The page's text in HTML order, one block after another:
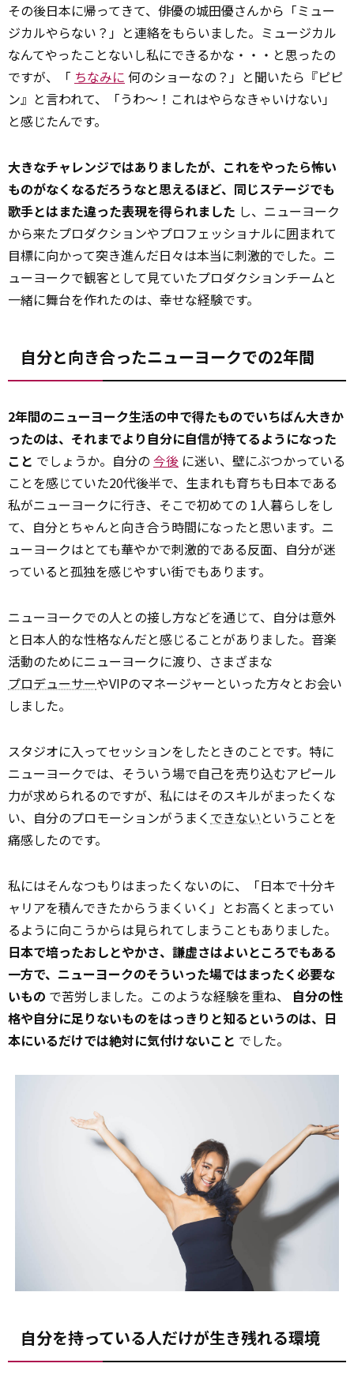
その後日本に帰ってきて、俳優の城田優さんから「ミュー
ジカルやらない？」と連絡をもらいました。ミュージカル
なんてやったことないし私にできるかな・・・と思ったの
ですが、「 ちなみに 何のショーなの？」と聞いたら『ピピ
ン』と言われて、「うわ～！これはやらなきゃいけない」
と感じたんです。
大きなチャレンジではありましたが、これをやったら怖い
ものがなくなるだろうなと思えるほど、同じステージでも
歌手とはまた違った表現を得られました し、ニューヨーク
から来たプロダクションやプロフェッショナルに囲まれて
目標に向かって突き進んだ日々は本当に刺激的でした。ニ
ューヨークで観客として見ていたプロダクションチームと
一緒に舞台を作れたのは、幸せな経験です。
自分と向き合ったニューヨークでの2年間
2年間のニューヨーク生活の中で得たものでいちばん大きか
ったのは、それまでより自分に自信が持てるようになった
こと でしょうか。自分の 今後 に迷い、壁にぶつかっている
ことを感じていた20代後半で、生まれも育ちも日本である
私がニューヨークに行き、そこで初めての 1人暮らしをし
て、自分とちゃんと向き合う時間になったと思います。ニ
ューヨークはとても華やかで刺激的である反面、自分が迷
っていると孤独を感じやすい街でもあります。
ニューヨークでの人との接し方などを通じて、自分は意外
と日本人的な性格なんだと感じることがありました。音楽
活動のためにニューヨークに渡り、さまざまな
プロデューサーやVIPのマネージャーといった方々とお会い
しました。
スタジオに入ってセッションをしたときのことです。特に
ニューヨークでは、そういう場で自己を売り込むアピール
力が求められるのですが、私にはそのスキルがまったくな
い、自分のプロモーションがうまく できないということを
痛感したのです。
私にはそんなつもりはまったくないのに、「日本で十分キ
ャリアを積んできたからうまくいく」とお高くとまってい
るように向こうからは見られてしまうこともありました。
日本で培ったおしとやかさ、謙虚さはよいところでもある
一方で、ニューヨークのそういった場ではまったく必要な
いもの で苦労しました。このような経験を重ね、 自分の性
格や自分に足りないものをはっきりと知るというのは、日
本にいるだけでは絶対に気付けないこと でした。
自分を持っている人だけが生き残れる環境